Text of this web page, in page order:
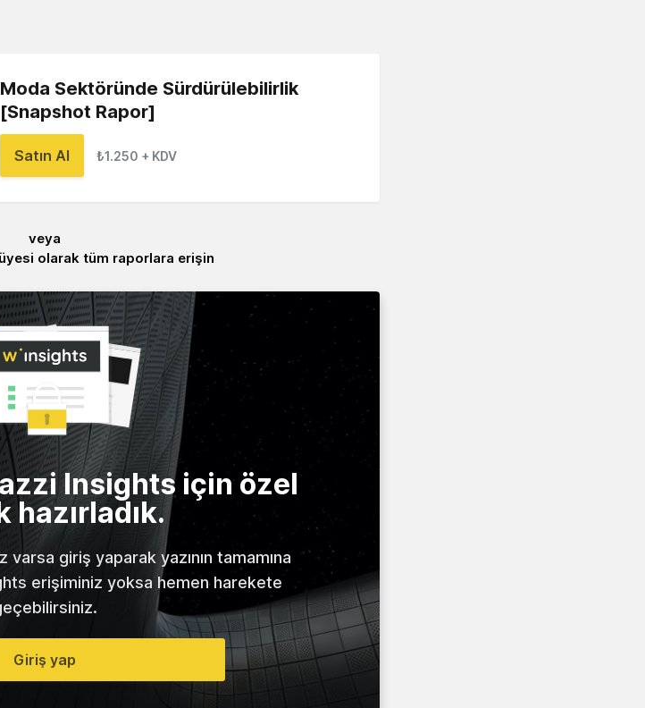
Moda Sektöründe Sürdürülebilirlik
[Snapshot Rapor]
Satın Al ₺1.250 + KDV
veya
olarak tüm raporlara erişin
Insights için özel
hazırladık.
giriş yaparak yazının tamamına
erişiminiz yoksa hemen harekete
Giriş yap